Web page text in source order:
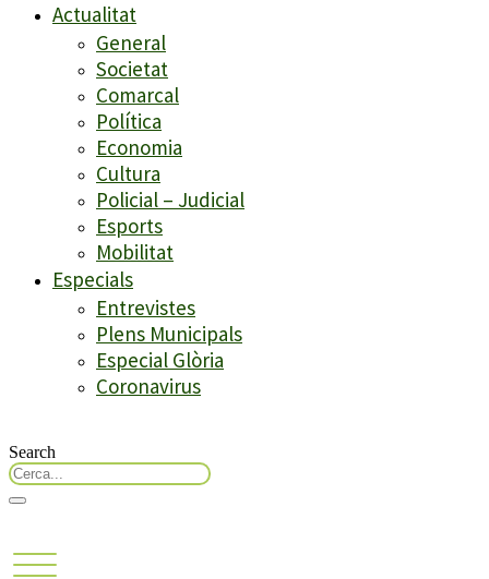
Actualitat
General
Societat
Comarcal
Política
Economia
Cultura
Policial – Judicial
Esports
Mobilitat
Especials
Entrevistes
Plens Municipals
Especial Glòria
Coronavirus
Search